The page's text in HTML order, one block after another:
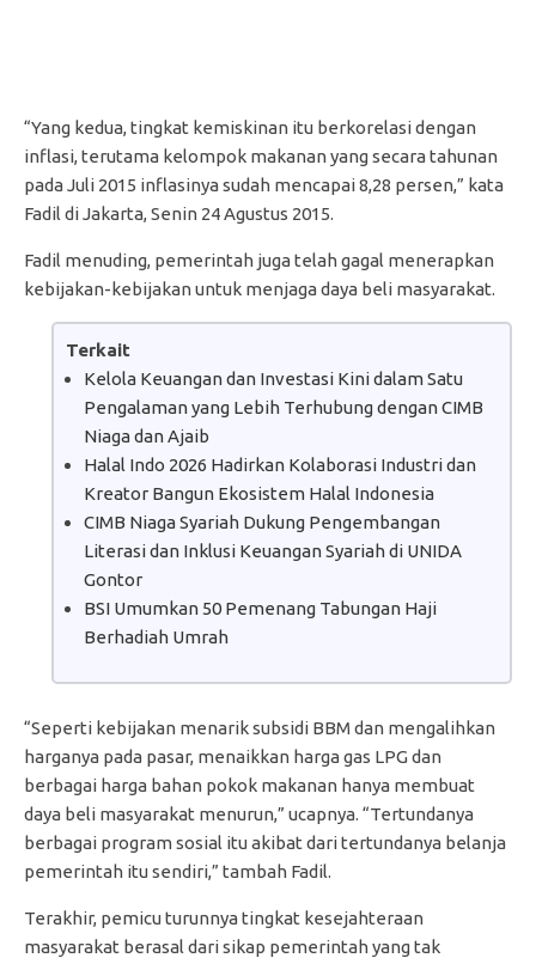
“Yang kedua, tingkat kemiskinan itu berkorelasi dengan
inflasi, terutama kelompok makanan yang secara tahunan
pada Juli 2015 inflasinya sudah mencapai 8,28 persen,” kata
Fadil di Jakarta, Senin 24 Agustus 2015.
Fadil menuding, pemerintah juga telah gagal menerapkan
kebijakan-kebijakan untuk menjaga daya beli masyarakat.
Terkait
Kelola Keuangan dan Investasi Kini dalam Satu
Pengalaman yang Lebih Terhubung dengan CIMB
Niaga dan Ajaib
Halal Indo 2026 Hadirkan Kolaborasi Industri dan
Kreator Bangun Ekosistem Halal Indonesia
CIMB Niaga Syariah Dukung Pengembangan
Literasi dan Inklusi Keuangan Syariah di UNIDA
Gontor
BSI Umumkan 50 Pemenang Tabungan Haji
Berhadiah Umrah
“Seperti kebijakan menarik subsidi BBM dan mengalihkan
harganya pada pasar, menaikkan harga gas LPG dan
berbagai harga bahan pokok makanan hanya membuat
daya beli masyarakat menurun,” ucapnya. “Tertundanya
berbagai program sosial itu akibat dari tertundanya belanja
pemerintah itu sendiri,” tambah Fadil.
Terakhir, pemicu turunnya tingkat kesejahteraan
masyarakat berasal dari sikap pemerintah yang tak